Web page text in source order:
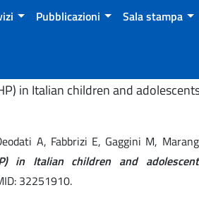
Pubblicazioni Sala stampa
in Italian children and
A, Fabbrizi E, Gaggini M,
in Italian children and
32251910.